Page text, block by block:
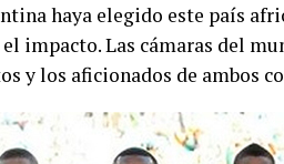
haya elegido este país
impacto. Las cámaras del
y los aficionados de ambos